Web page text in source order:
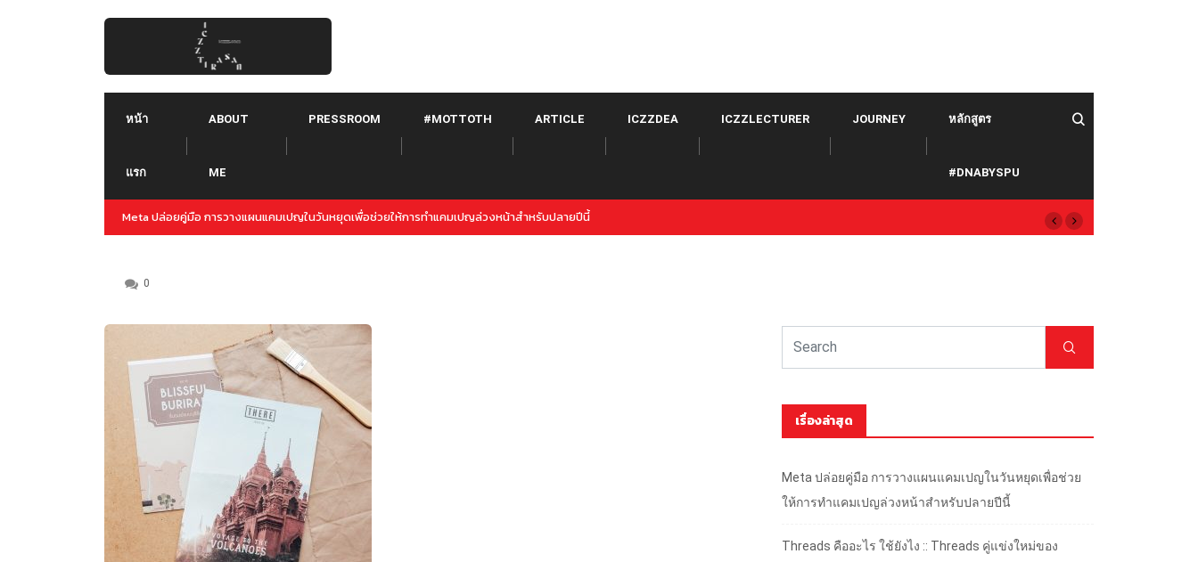
หน้า
แรก
ABOUT
ME
PRESSROOM #MOTTOTH ARTICLE ICZZDEA ICZZLECTURER JOURNEY หลักสูตร
#DNABYSPU
ล่วงหน้าสำหรับปลายปีนี้Threads คืออะไร ใช้ยังไง :: Threads คู่แข่งใหม่ของ Twitter จาก META เปิดตัวภายใต้
Instagram
0
เรื่องล่าสุด
Meta ปล่อยคู่มือ การวางแผนแคมเปญในวันหยุดเพื่อช่วย
ให้การทำแคมเปญล่วงหน้าสำหรับปลายปีนี้
Threads คืออะไร ใช้ยังไง :: Threads คู่แข่งใหม่ของ